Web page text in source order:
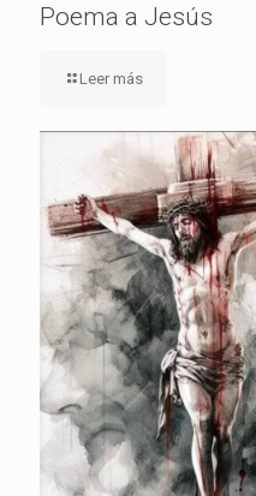
Poema a Jesús
Leer más